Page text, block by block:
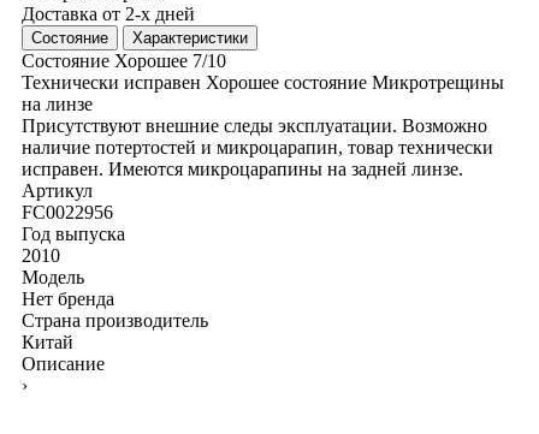
Доставка от 2-х дней
Состояние Характеристики
Состояние Хорошее 7/10
Технически исправен Хорошее состояние Микротрещины
на линзе
Присутствуют внешние следы эксплуатации. Возможно
наличие потертостей и микроцарапин, товар технически
исправен. Имеются микроцарапины на задней линзе.
Артикул
FC0022956
Год выпуска
2010
Модель
Нет бренда
Страна производитель
Китай
Описание
›